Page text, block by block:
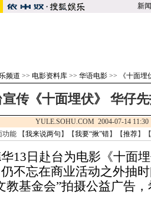
新闻
频道 >> 电影资料库 >> 华语电影 >> 《十面埋
宣传《十面埋伏》 华仔
YULE.SOHU.COM 2004-07-14
功能 【我来说两句 】【我要“揪”错】【推荐】
日赴台为电影《十面埋
不忘在商业活动之外抽
教基金会”拍摄公益广告